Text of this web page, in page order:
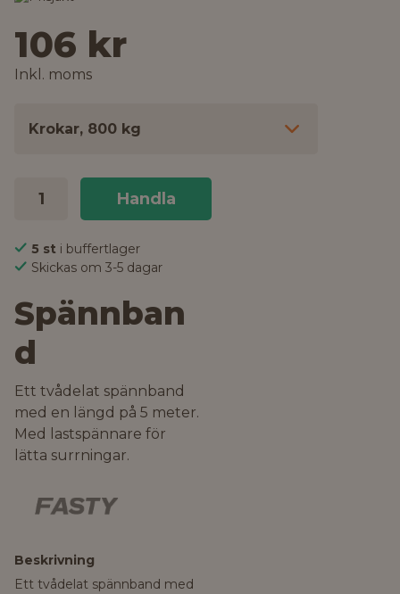
106 kr
Inkl. moms
Krokar, 800 kg
Handla
5 st i buffertlager
Skickas om 3-5 dagar
Spännban
d
Ett tvådelat spännband
med en längd på 5 meter.
Med lastspännare för
lätta surrningar.
Beskrivning
Ett tvådelat spännband med